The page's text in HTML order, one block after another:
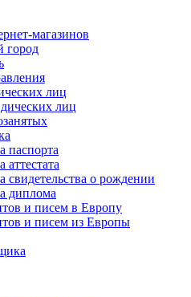
магазинов
город
лиц
лиц
паспорта
аттестата
свидетельства о рождении
диплома
и писем в Европу
и писем из Европы